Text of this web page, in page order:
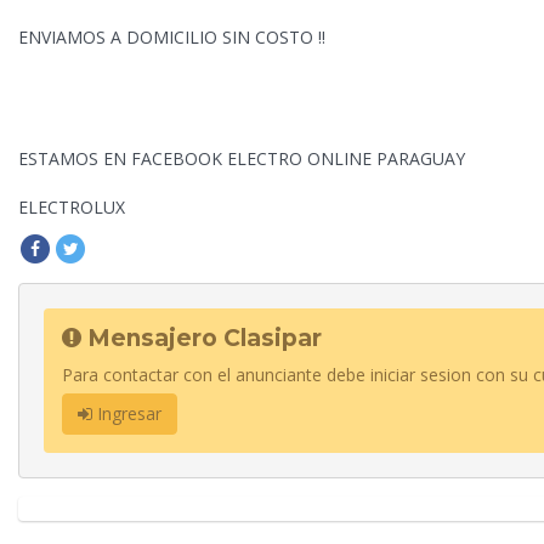
ENVIAMOS A DOMICILIO SIN COSTO !!
ESTAMOS EN FACEBOOK ELECTRO ONLINE PARAGUAY
ELECTROLUX
Mensajero Clasipar
Para contactar con el anunciante debe iniciar sesion con su
Ingresar